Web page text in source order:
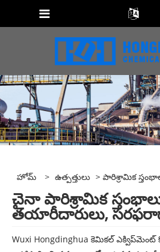
హోమ్ > ఉత్పత్తులు > పారిశ్రామిక
చైనా పారిశ్రామిక
తయారీదారులు,
Wuxi Hongdinghua కెమికల్